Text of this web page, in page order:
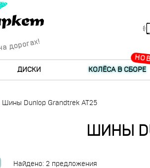
ДИСКИ КОЛЁСА В СБОРЕ
Шины Dunlop Grandtrek AT25
ШИНЫ
Найдено: 2 предложения